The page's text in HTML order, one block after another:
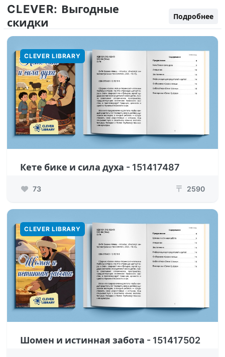
CLEVER: Выгодные
скидки
Подробнее
CLEVER LIBRARY
Кете бике и сила духа - 151417487
73 ₸ 2590
CLEVER LIBRARY
Шомен и истинная забота - 151417502